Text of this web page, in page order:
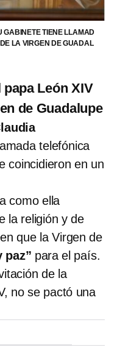
GABINETE TIENE LLAMAD
LA VIRGEN DE GUADAL
León XIV
de Guadalupe
telefónica
coincidieron en un
como ella
la religión y de
que la Virgen de
paz” para el país.
de la
no se pactó una